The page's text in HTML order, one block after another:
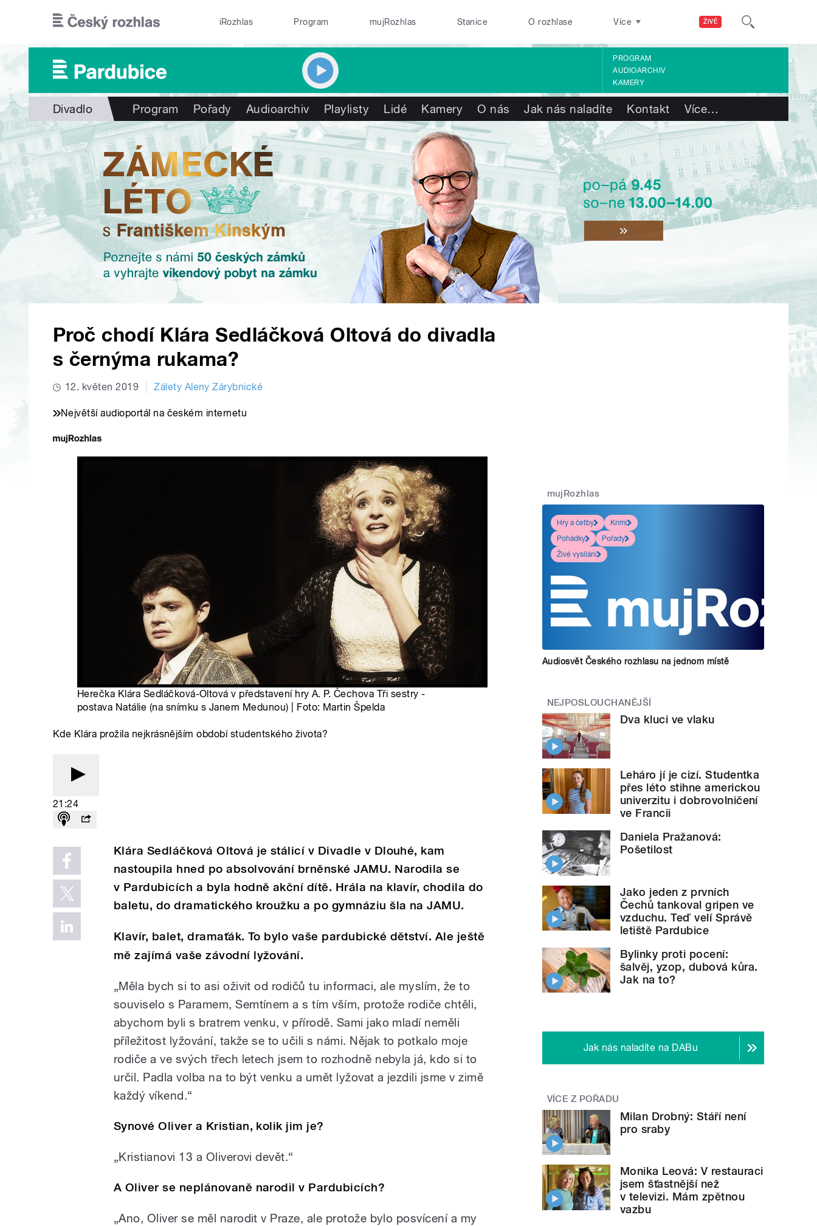
ŽIVĚ
iRozhlas Program mujRozhlas Stanice O rozhlase Více
PROGRAM
AUDIOARCHIV
KAMERY
Divadlo Program Pořady Audioarchiv Playlisty Lidé Kamery O nás Jak nás naladíte Kontakt Více…
Proč chodí Klára Sedláčková Oltová do divadla
s černýma rukama?
12. květen 2019 Zálety Aleny Zárybnické
Největší audioportál na českém internetu
Herečka Klára Sedláčková-Oltová v představení hry A. P. Čechova Tři sestry -
postava Natálie (na snímku s Janem Medunou) | Foto: Martin Špelda
Kde Klára prožila nejkrásnějším období studentského života?
21:24
Klára Sedláčková Oltová je stálicí v Divadle v Dlouhé, kam
nastoupila hned po absolvování brněnské JAMU. Narodila se
v Pardubicích a byla hodně akční dítě. Hrála na klavír, chodila do
baletu, do dramatického kroužku a po gymnáziu šla na JAMU.
Klavír, balet, dramaťák. To bylo vaše pardubické dětství. Ale ještě
mě zajímá vaše závodní lyžování.
„Měla bych si to asi oživit od rodičů tu informaci, ale myslím, že to
souviselo s Paramem, Semtínem a s tím vším, protože rodiče chtěli,
abychom byli s bratrem venku, v přírodě. Sami jako mladí neměli
příležitost lyžování, takže se to učili s námi. Nějak to potkalo moje
rodiče a ve svých třech letech jsem to rozhodně nebyla já, kdo si to
určil. Padla volba na to být venku a umět lyžovat a jezdili jsme v zimě
každý víkend.“
Synové Oliver a Kristian, kolik jim je?
„Kristianovi 13 a Oliverovi devět.“
A Oliver se neplánovaně narodil v Pardubicích?
„Ano, Oliver se měl narodit v Praze, ale protože bylo posvícení a my
mujRozhlas
Hry a četby
Krimi
Pohádky
Pořady
Živé vysílání
Audiosvět Českého rozhlasu na jednom místě
NEJPOSLOUCHANĚJŠÍ
Dva kluci ve vlaku
Leháro jí je cizí. Studentka
přes léto stihne americkou
univerzitu i dobrovolničení
ve Francii
Daniela Pražanová:
Pošetilost
Jako jeden z prvních
Čechů tankoval gripen ve
vzduchu. Teď velí Správě
letiště Pardubice
Bylinky proti pocení:
šalvěj, yzop, dubová kůra.
Jak na to?
Jak nás naladíte na DABu
VÍCE Z POŘADU
Milan Drobný: Stáří není
pro sraby
Monika Leová: V restauraci
jsem šťastnější než
v televizi. Mám zpětnou
vazbu